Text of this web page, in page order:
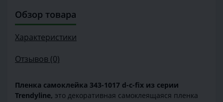
Обзор товара
Характеристики
Отзывов (0)
Пленка самоклейка 343-1017 d-c-fix из серии
Trendyline, это декоративная самоклеящаяся пленка